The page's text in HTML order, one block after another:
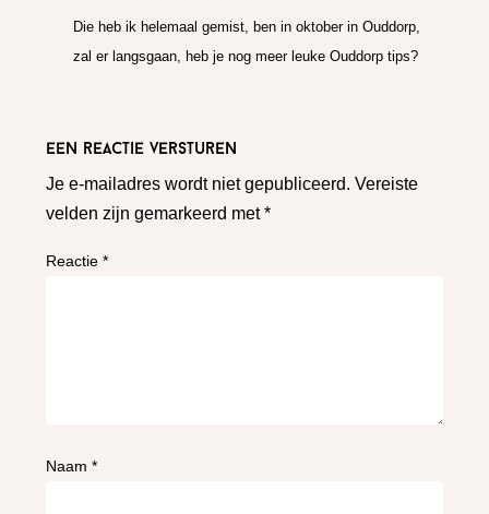
Die heb ik helemaal gemist, ben in oktober in Ouddorp,
zal er langsgaan, heb je nog meer leuke Ouddorp tips?
Een reactie versturen
Je e-mailadres wordt niet gepubliceerd. Vereiste
velden zijn gemarkeerd met*
Reactie*
Naam*